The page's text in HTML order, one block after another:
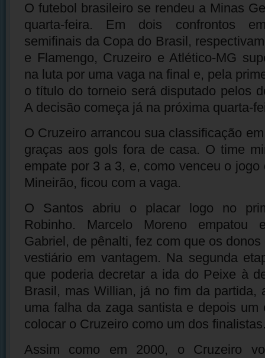
O futebol brasileiro se rendeu a Minas
quarta-feira. Em dois confrontos
semifinais da Copa do Brasil,
e Flamengo, Cruzeiro e Atlético-MG
na luta por uma vaga na final e, pela
o título do torneio será disputado pelos
A decisão começa já na próxima quarta-
O Cruzeiro arrancou sua classificação
graças aos gols fora de casa. O time
empate por 3 a 3, e, como venceu o
Mineirão, ficou com a vaga.
O Santos abriu o placar logo no
Robinho. Marcelo Moreno empatou
Gabriel, de pênalti, fez com que os
vestiário em vantagem. Na segunda
que poderia decretar a ida do Peixe à
Brasil, mas Willian, já no fim da partida,
uma falha da zaga santista e depois um
colocar o Cruzeiro como um dos
Assim como em 2000, o Cruzeiro